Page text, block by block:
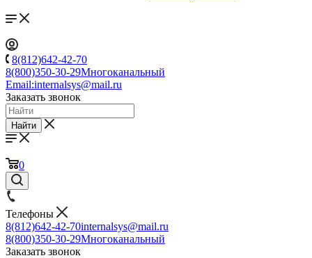
8(812)642-42-70
8(800)350-30-29Многоканальный
Email:internalsys@mail.ru
Заказать звонок
Найти
0
Телефоны
8(812)642-42-70internalsys@mail.ru
8(800)350-30-29Многоканальный
Заказать звонок